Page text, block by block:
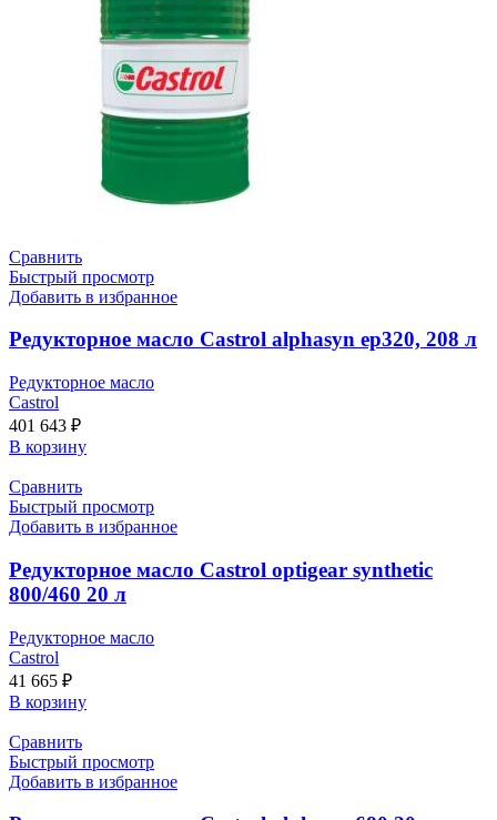
Сравнить
Быстрый просмотр
Добавить в избранное
Редукторное масло Castrol alphasyn ep320, 208 л
Редукторное масло
Castrol
401 643 ₽
В корзину
Сравнить
Быстрый просмотр
Добавить в избранное
Редукторное масло Castrol optigear synthetic
800/460 20 л
Редукторное масло
Castrol
41 665 ₽
В корзину
Сравнить
Быстрый просмотр
Добавить в избранное